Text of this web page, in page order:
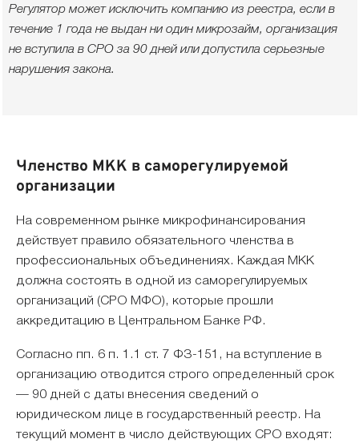
Регулятор может исключить компанию из реестра, если в
течение 1 года не выдан ни один микрозайм, организация
не вступила в СРО за 90 дней или допустила серьезные
нарушения закона.
Членство МКК в саморегулируемой
организации
На современном рынке микрофинансирования
действует правило обязательного членства в
профессиональных объединениях. Каждая МКК
должна состоять в одной из саморегулируемых
организаций (СРО МФО), которые прошли
аккредитацию в Центральном Банке РФ.
Согласно пп. 6 п. 1.1 ст. 7 ФЗ-151, на вступление в
организацию отводится строго определенный срок
— 90 дней с даты внесения сведений о
юридическом лице в государственный реестр. На
текущий момент в число действующих СРО входят: